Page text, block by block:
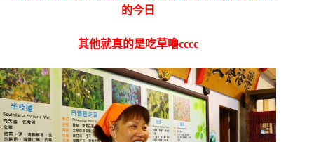
的今日
其他就真的是吃草嚕cccc